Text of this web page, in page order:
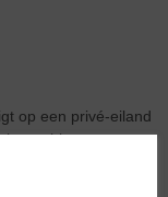
op een privé-eiland
architectuur
de glijbanen af in
en serveer een ace